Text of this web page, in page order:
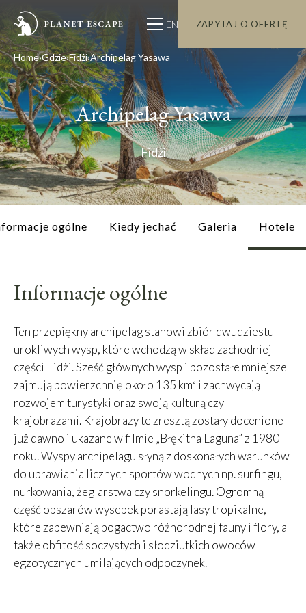
EN ZAPYTAJ O OFERTĘ
Home Gdzie Fidżi Archipelag Yasawa
Archipelag Yasawa
Fidżi
ogólne Kiedy jechać Galeria Hotele
Informacje ogólne
Ten przepiękny archipelag stanowi zbiór dwudziestu
urokliwych wysp, które wchodzą w skład zachodniej
części Fidżi. Sześć głównych wysp i pozostałe mniejsze
zajmują powierzchnię około 135 km² i zachwycają
rozwojem turystyki oraz swoją kulturą czy
krajobrazami. Krajobrazy te zresztą zostały docenione
już dawno i ukazane w filmie „Błękitna Laguna” z 1980
roku. Wyspy archipelagu słyną z doskonałych warunków
do uprawiania licznych sportów wodnych np. surfingu,
nurkowania, żeglarstwa czy snorkelingu. Ogromną
część obszarów wysepek porastają lasy tropikalne,
które zapewniają bogactwo różnorodnej fauny i flory, a
także obfitość soczystych i słodziutkich owoców
egzotycznych umilających odpoczynek.